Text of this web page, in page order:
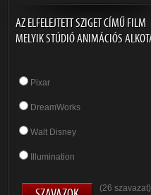
AZ ELFELEJTETT SZIGET CÍMŰ FILM
MELYIK STÚDIÓ ANIMÁCIÓS
Pixar
DreamWorks
Walt Disney
Illumination
(26 szavazat)